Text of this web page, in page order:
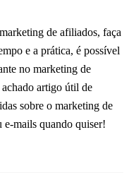
de afiliados, faça
e a prática, é possível
no marketing de
artigo útil de
sobre o marketing de
e-mails quando quiser!